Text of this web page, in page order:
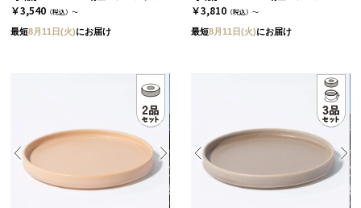
￥3,540 （税込）～
最短8月11日(火)にお届け
￥3,810 （税込）～
最短8月11日(火)にお届け